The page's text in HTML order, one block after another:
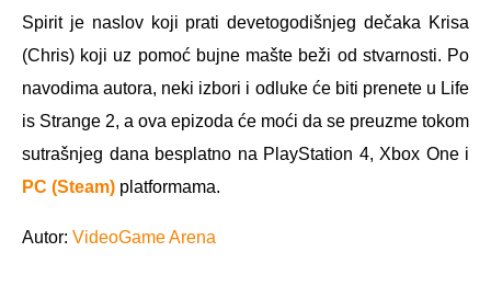
Spirit je naslov koji prati devetogodišnjeg dečaka Krisa
(Chris) koji uz pomoć bujne mašte beži od stvarnosti. Po
navodima autora, neki izbori i odluke će biti prenete u Life
is Strange 2, a ova epizoda će moći da se preuzme tokom
sutrašnjeg dana besplatno na PlayStation 4, Xbox One i
PC (Steam) platformama.
Autor: VideoGame Arena